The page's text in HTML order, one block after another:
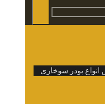
پودر سوخاری